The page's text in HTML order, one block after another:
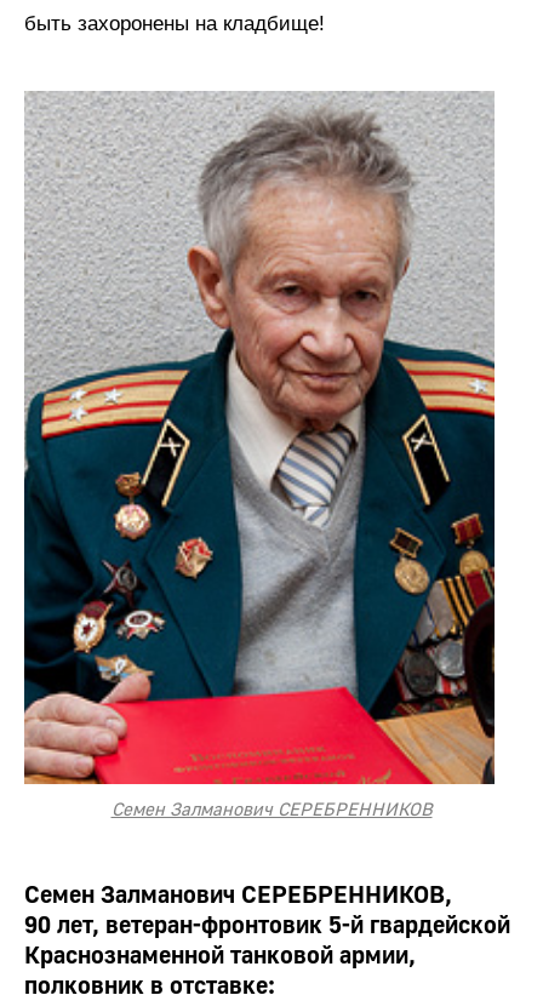
быть захоронены на кладбище!
Семен Залманович СЕРЕБРЕННИКОВ
Семен Залманович СЕРЕБРЕННИКОВ,
90 лет, ветеран-фронтовик 5-й гвардейской
Краснознаменной танковой армии,
полковник в отставке: